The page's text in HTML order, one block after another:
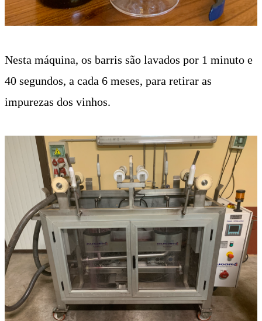
Nesta máquina, os barris são lavados por 1 minuto e
40 segundos, a cada 6 meses, para retirar as
impurezas dos vinhos.